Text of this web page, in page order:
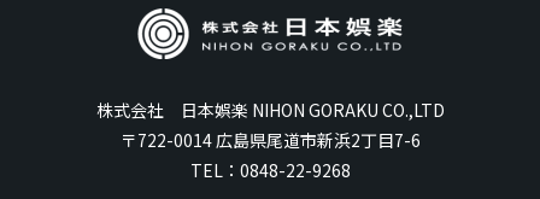
株式会社 日本娯楽 NIHON GORAKU CO.,LTD
〒722-0014 広島県尾道市新浜2丁目7-6
TEL： 0848-22-9268